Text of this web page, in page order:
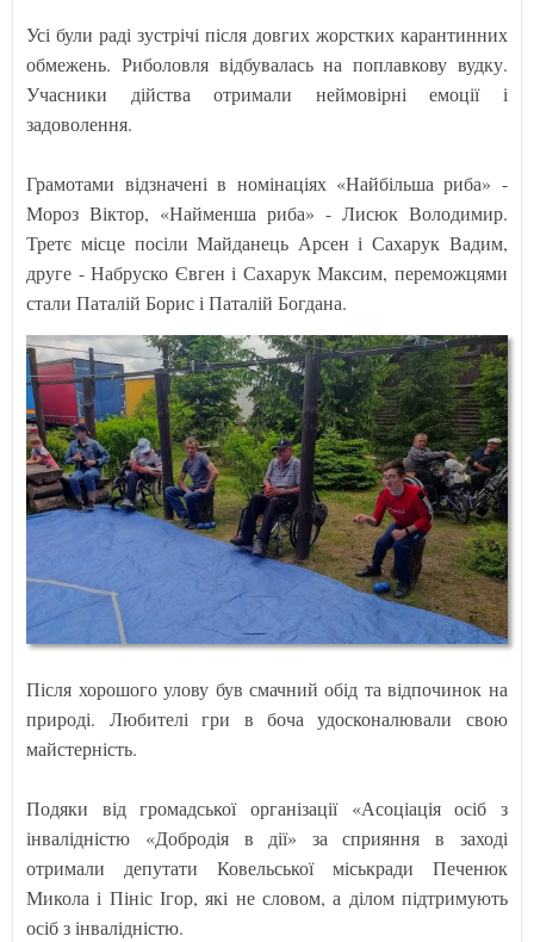
Усі були раді зустрічі після довгих жорстких карантинних
обмежень. Риболовля відбувалась на поплавкову вудку.
Учасники дійства отримали неймовірні емоції і
задоволення.
Грамотами відзначені в номінаціях «Найбільша риба» -
Мороз Віктор, «Найменша риба» - Лисюк Володимир.
Третє місце посіли Майданець Арсен і Сахарук Вадим,
друге - Набруско Євген і Сахарук Максим, переможцями
стали Паталій Борис і Паталій Богдана.
Після хорошого улову був смачний обід та відпочинок на
природі. Любителі гри в боча удосконалювали свою
майстерність.
Подяки від громадської організації «Асоціація осіб з
інвалідністю «Добродія в дії» за сприяння в заході
отримали депутати Ковельської міськради Печенюк
Микола і Пініс Ігор, які не словом, а ділом підтримують
осіб з інвалідністю.